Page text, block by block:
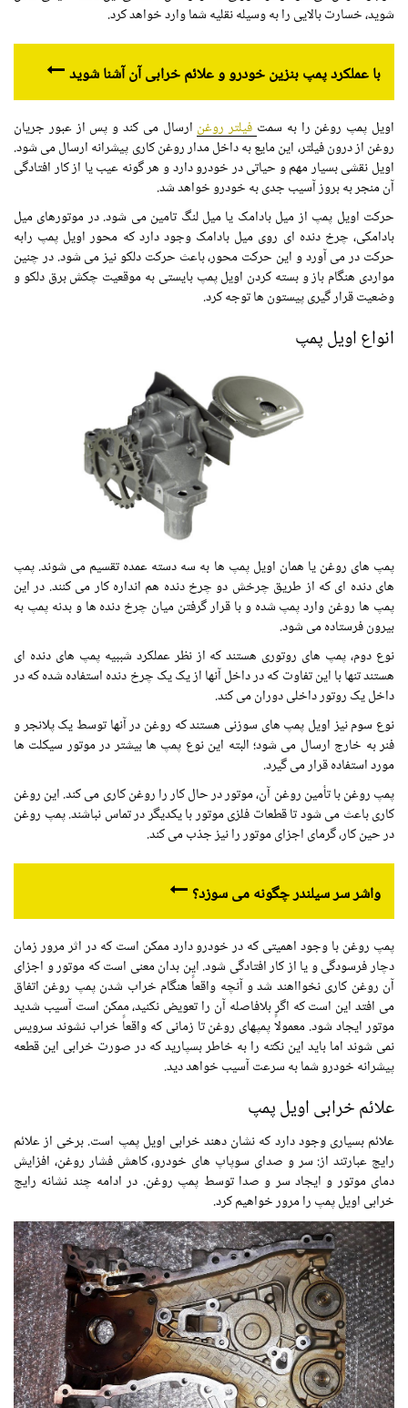
شوید، خسارت بالایی را به وسیله نقلیه شما وارد خواهد کرد.
با عملکرد پمپ بنزین خودرو و علائم خرابی آن آشنا شوید
اویل پمپ روغن را به سمت فیلتر روغن ارسال می کند و پس از عبور جریان
روغن از درون فیلتر، این مایع به داخل مدار روغن کاری پیشرانه ارسال می شود.
اویل نقشی بسیار مهم و حیاتی در خودرو دارد و هر گونه عیب یا از کار افتادگی
آن منجر به بروز آسیب جدی به خودرو خواهد شد.
حرکت اویل پمپ از میل بادامک یا میل لنگ تامین می شود. در موتورهای میل
بادامکی، چرخ دنده ای روی میل بادامک وجود دارد که محور اویل پمپ رابه
حرکت در می آورد و این حرکت محور، باعث حرکت دلکو نیز می شود. در چنین
مواردی هنگام باز و بسته کردن اویل پمپ بایستی به موقعیت چکش برق دلکو و
وضعیت قرار گیری پیستون ها توجه کرد.
انواع اویل پمپ
پمپ های روغن یا همان اویل پمپ ها به سه دسته عمده تقسیم می شوند. پمپ
های دنده ای که از طریق چرخش دو چرخ دنده هم انداره کار می کنند. در این
پمپ ها روغن وارد پمپ شده و با قرار گرفتن میان چرخ دنده ها و بدنه پمپ به
بیرون فرستاده می شود.
نوع دوم، پمپ های روتوری هستند که از نظر عملکرد شببیه پمپ های دنده ای
هستند تنها با این تفاوت که در داخل آنها از یک یک چرخ دنده استفاده شده که در
داخل یک روتور داخلی دوران می کند.
نوع سوم نیز اویل پمپ های سوزنی هستند که روغن در آنها توسط یک پلانجر و
فنر به خارج ارسال می شود؛ البته این نوع پمپ ها بیشتر در موتور سیکلت ها
مورد استفاده قرار می گیرد.
پمپ روغن با تأمین روغن آن، موتور در حال کار را روغن کاری می کند. این روغن
کاری باعث می شود تا قطعات فلزی موتور با یکدیگر در تماس نباشند. پمپ روغن
در حین کار، گرمای اجزای موتور را نیز جذب می کند.
واشر سر سیلندر چگونه می سوزد؟
پمپ روغن با وجود اهمیتی که در خودرو دارد ممکن است که در اثر مرور زمان
دچار فرسودگی و یا از کار افتادگی شود. این بدان معنی است که موتور و اجزای
آن روغن کاری نخوااهند شد و آنچه واقعاً هنگام خراب شدن پمپ روغن اتفاق
می افتد این است که اگر بلافاصله آن را تعویض نکنید، ممکن است آسیب شدید
موتور ایجاد شود. معمولاً پمپهای روغن تا زمانی که واقعاً خراب نشوند سرویس
نمی شوند اما باید این نکته را به خاطر بسپارید که در صورت خرابی این قطعه
پیشرانه خودرو شما به سرعت آسیب خواهد دید.
علائم خرابی اویل پمپ
علائم بسیاری وجود دارد که نشان دهند خرابی اویل پمپ است. برخی از علائم
رایج عبارتند از: سر و صدای سوپاپ های خودرو، کاهش فشار روغن، افزایش
دمای موتور و ایجاد سر و صدا توسط پمپ روغن. در ادامه چند نشانه رایج
خرابی اویل پمپ را مرور خواهیم کرد.